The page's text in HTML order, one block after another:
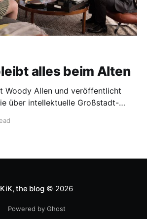
alles beim Alten
Woody Allen und veröffentlicht
über intellektuelle Großstadt-
KiK, the blog© 2026
Powered by Ghost